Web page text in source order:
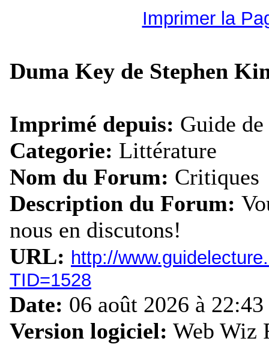
Imprimer la
Duma Key de Stephen
Imprimé depuis: Guide
Categorie: Littérature
Nom du Forum: Critiques
Description du Forum:
nous en discutons!
URL: http://
TID=1528
Date: 06 août 2026 à 22:43
Version logiciel: Web Wiz